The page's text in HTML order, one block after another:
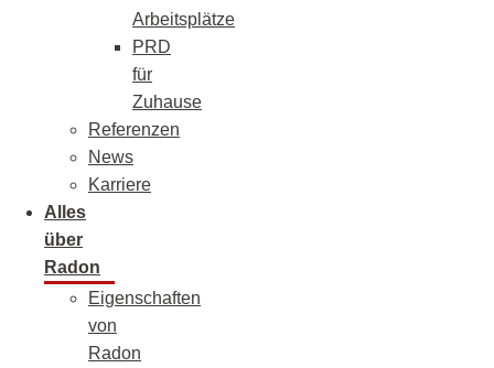
Arbeitsplätze
PRD
für
Zuhause
Referenzen
News
Karriere
Alles
über
Radon
Eigenschaften
von
Radon